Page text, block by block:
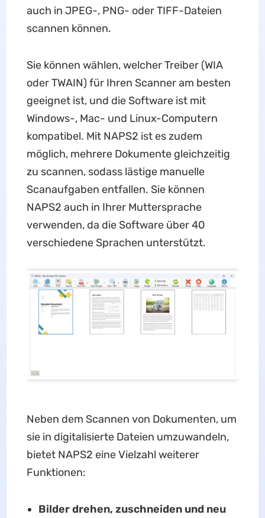
auch in JPEG-, PNG- oder TIFF-Dateien
scannen können.
Sie können wählen, welcher Treiber (WIA
oder TWAIN) für Ihren Scanner am besten
geeignet ist, und die Software ist mit
Windows-, Mac- und Linux-Computern
kompatibel. Mit NAPS2 ist es zudem
möglich, mehrere Dokumente gleichzeitig
zu scannen, sodass lästige manuelle
Scanaufgaben entfallen. Sie können
NAPS2 auch in Ihrer Muttersprache
verwenden, da die Software über 40
verschiedene Sprachen unterstützt.
Neben dem Scannen von Dokumenten, um
sie in digitalisierte Dateien umzuwandeln,
bietet NAPS2 eine Vielzahl weiterer
Funktionen:
Bilder drehen, zuschneiden und neu